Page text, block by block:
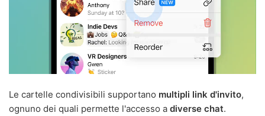
Le cartelle condivisibili supportano multipli link d'invito,
ognuno dei quali permette l'accesso a diverse chat.